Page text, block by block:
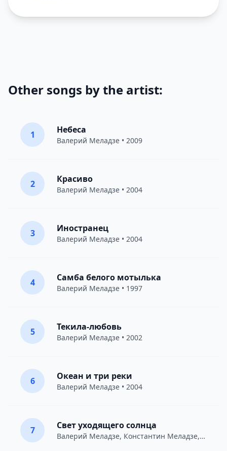
Other songs by the artist:
1 Небеса
Валерий Меладзе • 2009
2 Красиво
Валерий Меладзе • 2004
3 Иностранец
Валерий Меладзе • 2004
4 Самба белого мотылька
Валерий Меладзе • 1997
5 Текила-любовь
Валерий Меладзе • 2002
6 Океан и три реки
Валерий Меладзе • 2004
7 Свет уходящего солнца
Валерий Меладзе, Константин Меладзе,